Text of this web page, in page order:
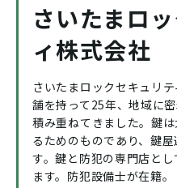
さいたまロ
ィ株式会社
さいたまロックセキュリ
舗を持って25年、地域に
積み重ねてきました。鍵
るためのものであり、鍵
す。鍵と防犯の専門店と
ます。防犯設備士が在籍。